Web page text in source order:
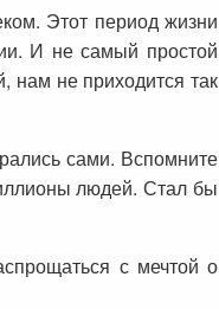
Этот период жизни
И не самый простой
нам не приходится так
сами. Вспомните
людей. Стал бы
с мечтой о